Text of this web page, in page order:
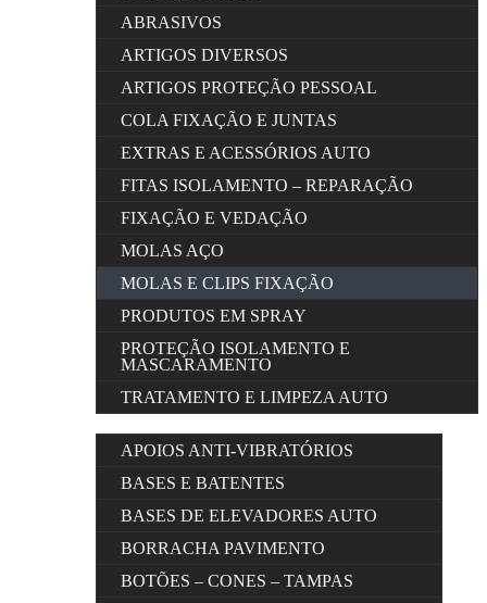
ABRASIVOS
ARTIGOS DIVERSOS
ARTIGOS PROTEÇÃO PESSOAL
COLA FIXAÇÃO E JUNTAS
EXTRAS E ACESSÓRIOS AUTO
FITAS ISOLAMENTO – REPARAÇÃO
FIXAÇÃO E VEDAÇÃO
MOLAS AÇO
MOLAS E CLIPS FIXAÇÃO
PRODUTOS EM SPRAY
PROTEÇÃO ISOLAMENTO E
MASCARAMENTO
TRATAMENTO E LIMPEZA AUTO
APOIOS ANTI-VIBRATÓRIOS
BASES E BATENTES
BASES DE ELEVADORES AUTO
BORRACHA PAVIMENTO
BOTÕES – CONES – TAMPAS